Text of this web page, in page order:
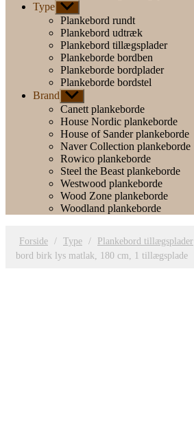
Type Vis
undermenu
Plankebord rundt
Plankebord udtræk
Plankebord tillægsplader
Plankeborde bordben
Plankeborde bordplader
Plankeborde bordstel
Brand Vis
undermenu
Canett plankeborde
House Nordic plankeborde
House of Sander plankeborde
Naver Collection plankeborde
Rowico plankeborde
Steel the Beast plankeborde
Westwood plankeborde
Wood Zone plankeborde
Woodland plankeborde
Forside / Type / Plankebord tillægsplader
bord birk lys matlak, 180 cm, 1 tillægsplade